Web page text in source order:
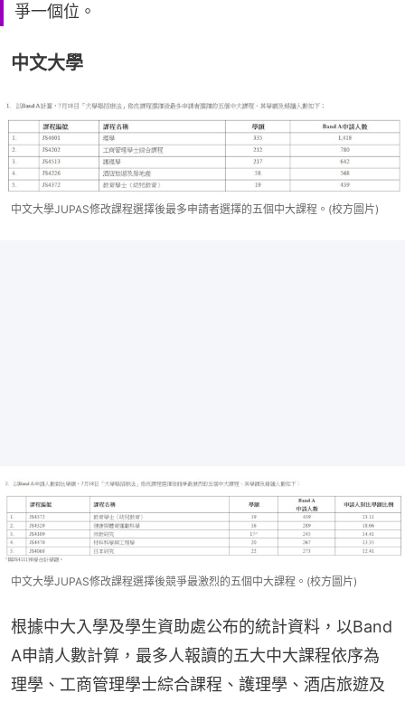
爭一個位。
中文大學
中文大學JUPAS修改課程選擇後最多申請者選擇的五個中大課程。(校方圖片)
中文大學JUPAS修改課程選擇後競爭最激烈的五個中大課程。(校方圖片)
根據中大入學及學生資助處公布的統計資料，以Band
A申請人數計算，最多人報讀的五大中大課程依序為
理學、工商管理學士綜合課程、護理學、酒店旅遊及